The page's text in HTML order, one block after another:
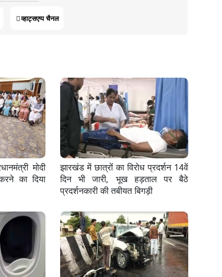
व्हाट्सएप्प चैनल
मोदी
का दिया
झारखंड में छात्रों का विरोध प्रदर्शन 14वें
दिन भी जारी, भूख हड़ताल पर बैठे
प्रदर्शनकारी की तबीयत बिगड़ी